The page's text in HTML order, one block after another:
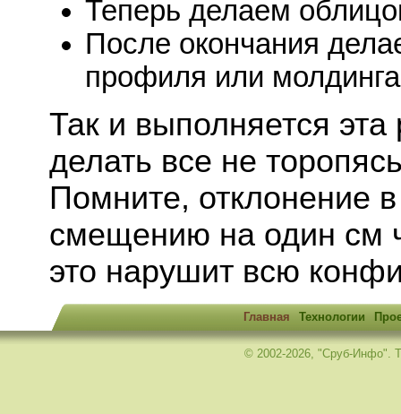
Теперь делаем
После окончания
профиля или
Так и выполняется
делать все не
Помните, отклонение
смещению на один см
это нарушит всю
Главная Технологии
© 2002-2026, "Сруб-Инфо".